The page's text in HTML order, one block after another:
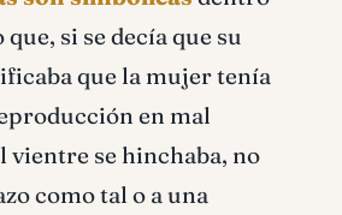
si se decía que su
que la mujer tenía
en mal
vientre se hinchaba, no
como tal o a una